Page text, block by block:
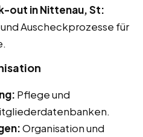
out in Nittenau, St:
Auscheckprozesse für
Pflege und
Organisation und